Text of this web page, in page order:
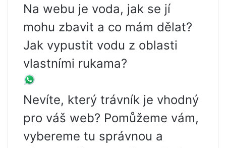
Na webu je voda, jak se jí
mohu zbavit a co mám dělat?
Jak vypustit vodu z oblasti
vlastními rukama?
Nevíte, který trávník je vhodný
pro váš web? Pomůžeme vám,
vybereme tu správnou a